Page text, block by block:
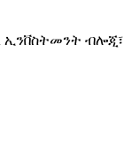
ኢንቨስትመንት ብሎጂ፣